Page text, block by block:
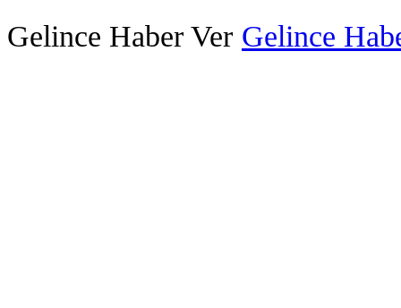
Gelince Haber Ver Gelince